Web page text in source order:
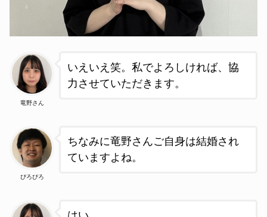
竜野さん
いえいえ笑。私でよろしければ、協
力させていただきます。
ぴろぴろ
ちなみに竜野さんご自身は結婚され
ていますよね。